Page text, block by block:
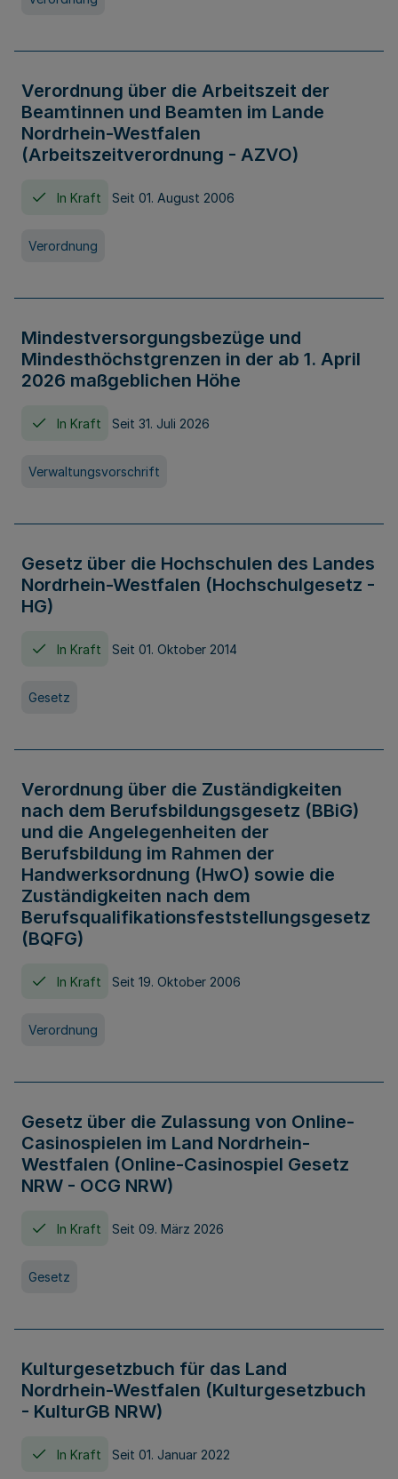
Verordnung über die Arbeitszeit der
Beamtinnen und Beamten im Lande
Nordrhein-Westfalen
(Arbeitszeitverordnung - AZVO)
In Kraft Seit 01. August 2006
Verordnung
Mindestversorgungsbezüge und
Mindesthöchstgrenzen in der ab 1. April
2026 maßgeblichen Höhe
In Kraft Seit 31. Juli 2026
Verwaltungsvorschrift
Gesetz über die Hochschulen des Landes
Nordrhein-Westfalen (Hochschulgesetz -
HG)
In Kraft Seit 01. Oktober 2014
Gesetz
Verordnung über die Zuständigkeiten
nach dem Berufsbildungsgesetz (BBiG)
und die Angelegenheiten der
Berufsbildung im Rahmen der
Handwerksordnung (HwO) sowie die
Zuständigkeiten nach dem
Berufsqualifikationsfeststellungsgesetz
(BQFG)
In Kraft Seit 19. Oktober 2006
Verordnung
Gesetz über die Zulassung von Online-
Casinospielen im Land Nordrhein-
Westfalen (Online-Casinospiel Gesetz
NRW - OCG NRW)
In Kraft Seit 09. März 2026
Gesetz
Kulturgesetzbuch für das Land
Nordrhein-Westfalen (Kulturgesetzbuch
- KulturGB NRW)
In Kraft Seit 01. Januar 2022